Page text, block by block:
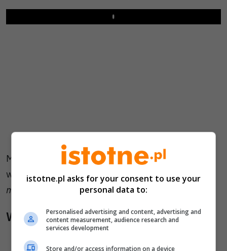
Play
Miejskie Centrum Edukacji Ekologicznej
w Bolesławcu: –Już teraz życzymy powodzenia
młodym znawcom przyrody!
Wiadomości pokrewne
Bolesławiec znów stanie się ceramiczną
istotne.pl asks for your consent to use your
personal data to:
Personalised advertising and content, advertising and
content measurement, audience research and
services development
Store and/or access information on a device